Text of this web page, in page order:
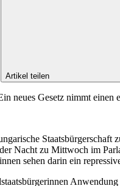
Artikel teilen
Gesetz nimmt einen
Staatsbürgerschaft
Nacht zu Mittwoch im
sehen darin ein